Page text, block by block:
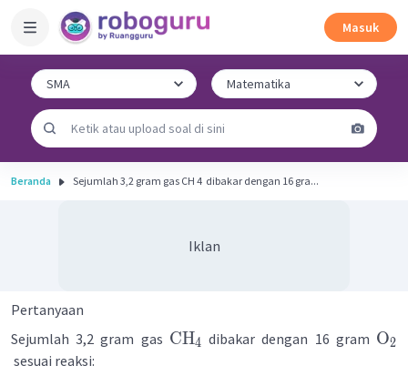
Masuk
Beranda Sejumlah 3,2 gram gas CH 4 ​ dibakar dengan 16 gra...
Iklan
Pertanyaan
Sejumlah 3,2 gram gas CH4 dibakar dengan 16 gram O2
sesuai reaksi: